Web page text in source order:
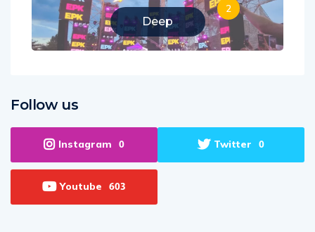
Deep
2
Follow us
Instagram 0 Twitter 0
Youtube 603